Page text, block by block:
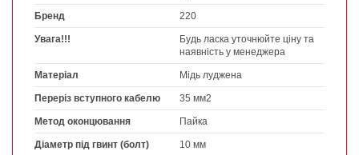
Бренд 220
Увага!!!
Будь ласка уточнюйте ціну та
наявність у менеджера
Матеріал Мідь луджена
Переріз вступного кабелю 35 мм2
Метод оконцювання Пайка
Діаметр під гвинт (болт) 10 мм